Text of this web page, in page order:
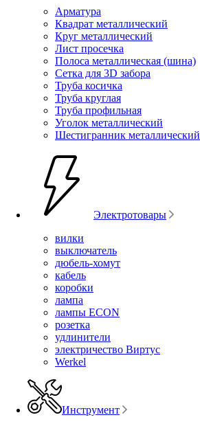
Арматура
Квадрат металлический
Круг металлический
Лист просечка
Полоса металлическая (шина)
Сетка для 3D забора
Труба косичка
Труба круглая
Труба профильная
Уголок металлический
Шестигранник металлический
Электротовары
вилки
выключатель
дюбель-хомут
кабель
коробки
лампа
лампы ECON
розетка
удлинители
электричество Виртус
Werkel
Инструмент